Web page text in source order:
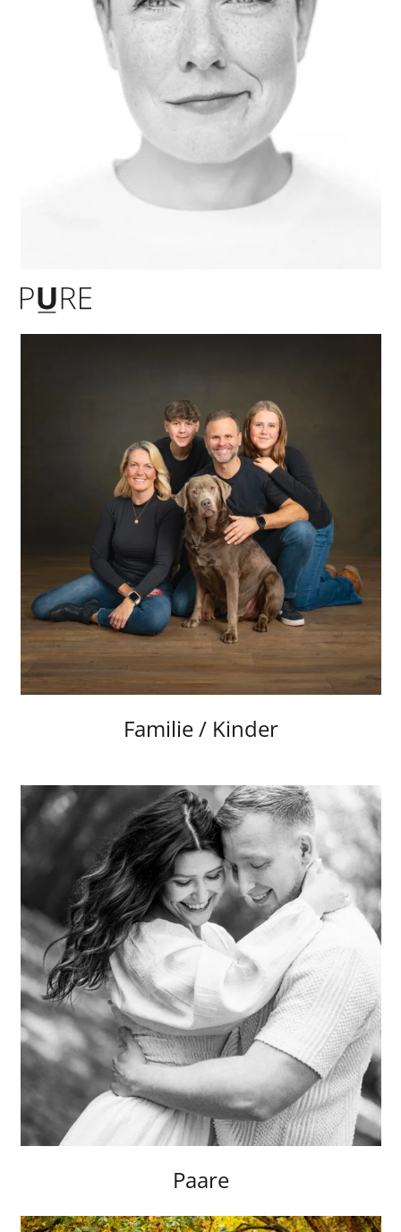
Familie / Kinder
Paare